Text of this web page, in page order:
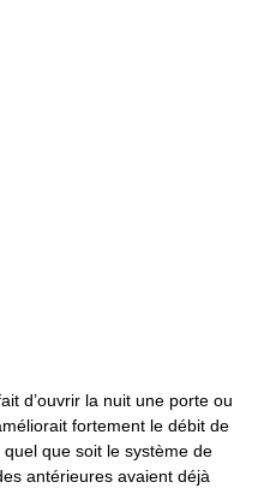
d’ouvrir la nuit une porte ou
fortement le débit de
que soit le système de
antérieures avaient déjà